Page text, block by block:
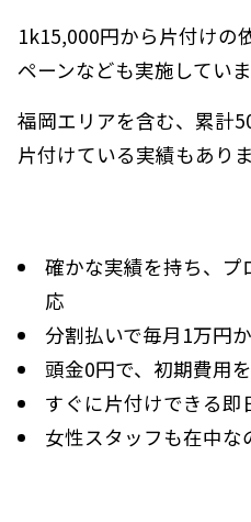
1k15,000円から片付けの
ペーンなども実施していま
福岡エリアを含む、累計
片付けている実績もありま
確かな実績を持ち、
応
分割払いで毎月1万円
頭金0円で、初期費用
すぐに片付けできる即
女性スタッフも在中